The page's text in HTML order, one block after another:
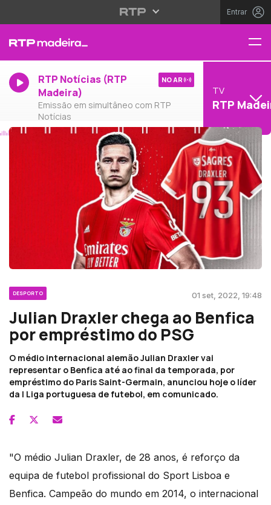
Entrar
RTP Notícias (RTP
Madeira)
Emissão em simultâneo com RTP
Notícias
NO AR
TV
RTP
DESPORTO 01 set, 2022, 19:48
Julian Draxler chega ao Benfica
por empréstimo do PSG
O médio internacional alemão Julian Draxler vai
representar o Benfica até ao final da temporada, por
empréstimo do Paris Saint-Germain, anunciou hoje o líder
da I Liga portuguesa de futebol, em comunicado.
"O médio Julian Draxler, de 28 anos, é reforço da
equipa de futebol profissional do Sport Lisboa e
Benfica. Campeão do mundo em 2014, o internacional